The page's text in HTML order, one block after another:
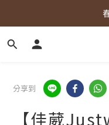
分享到
【佳葳